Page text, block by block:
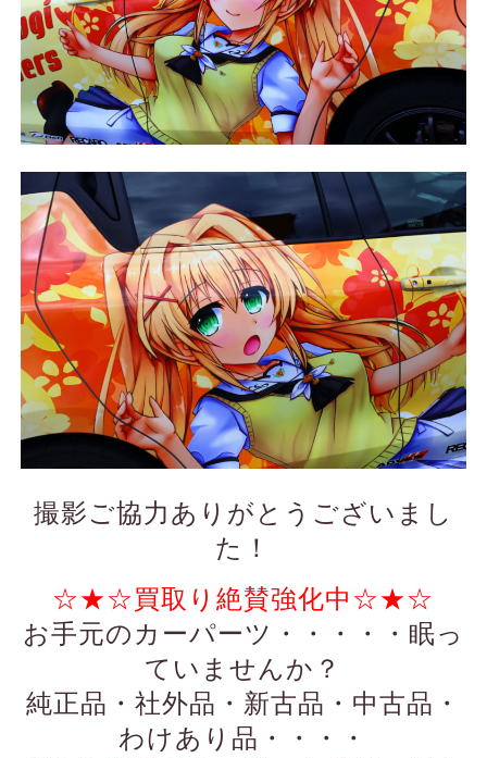
撮影ご協力ありがとうございまし
た！
☆★☆買取り絶賛強化中☆★☆
お手元のカーパーツ・・・・・眠っ
ていませんか？
純正品・社外品・新古品・中古品・
わけあり品・・・・